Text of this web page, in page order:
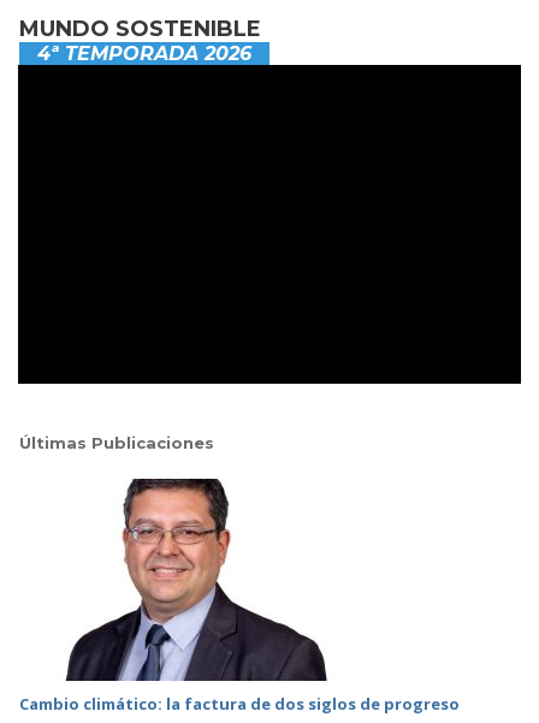
MUNDO SOSTENIBLE
4ª TEMPORADA 2026
Últimas Publicaciones
Cambio climático: la factura de dos siglos de progreso